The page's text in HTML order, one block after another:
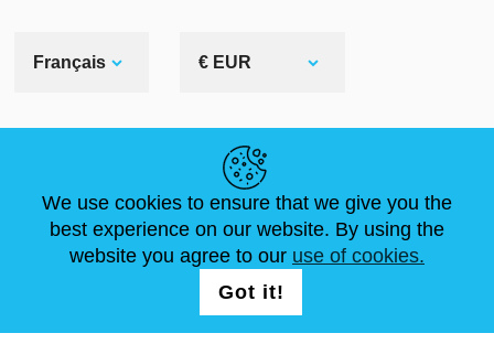
Français € EUR
ACTUALITÉS
ARTICLES
ABOUT US
FAQ
DIMENSIONS
NOUS CONTACTER
We use cookies to ensure that we give you the
best experience on our website. By using the
website you agree to our use of cookies.
Got it!